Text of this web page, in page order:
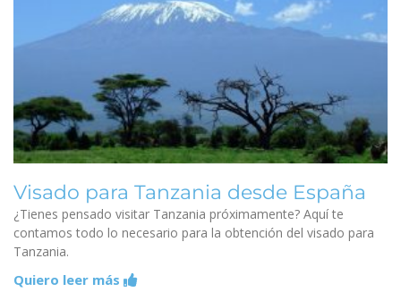
Visado para Tanzania desde España
¿Tienes pensado visitar Tanzania próximamente? Aquí te
contamos todo lo necesario para la obtención del visado para
Tanzania.
Quiero leer más